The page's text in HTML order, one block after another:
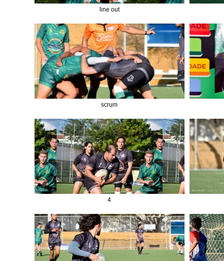
line out
scrum
4